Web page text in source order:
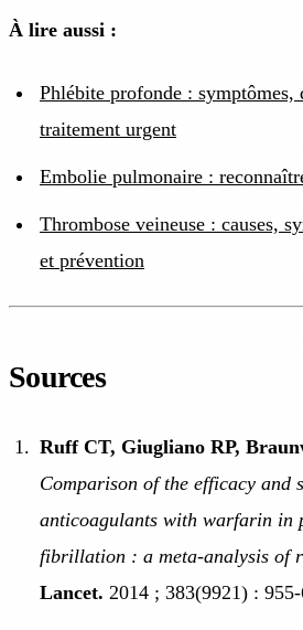
À lire aussi :
Phlébite profonde : symptômes,
traitement urgent
Embolie pulmonaire :
Thrombose veineuse : causes,
et prévention
Sources
Ruff CT, Giugliano RP,
Comparison of the efficacy and
anticoagulants with warfarin in
fibrillation : a meta-analysis of
Lancet. 2014 ; 383(9921) :